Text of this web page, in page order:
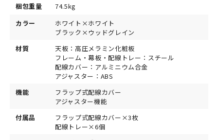
梱包重量
74.5kg
カラー
ホワイト×ホワイト
ブラック×ウッドグレイン
材質
天板：高圧メラミン化粧板
フレーム・幕板・配線トレー：スチール
配線カバー：アルミニウム合金
アジャスター：ABS
機能
フラップ式配線カバー
アジャスター機能
付属品
フラップ式配線カバー×3枚
配線トレー×6個